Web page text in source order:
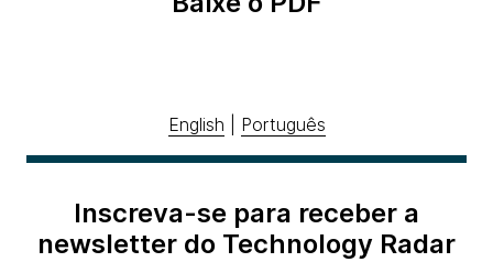
English Português
Inscreva-se para receber a
newsletter do Technology Radar